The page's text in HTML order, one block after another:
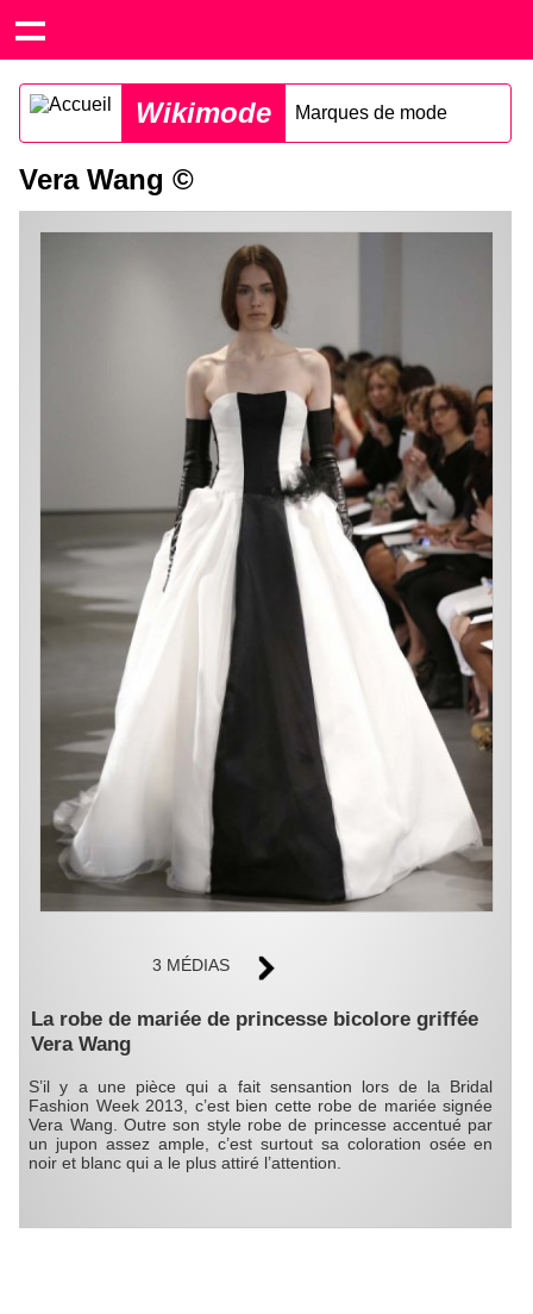
Wikimode Marques de mode
Vera Wang ©
3 MÉDIAS
La robe de mariée de princesse bicolore griffée
Vera Wang
S’il y a une pièce qui a fait sensantion lors de la Bridal
Fashion Week 2013, c’est bien cette robe de mariée signée
Vera Wang. Outre son style robe de princesse accentué par
un jupon assez ample, c’est surtout sa coloration osée en
noir et blanc qui a le plus attiré l’attention.